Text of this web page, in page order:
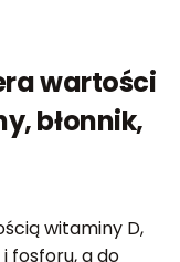
wartości
błonnik,
witaminy D,
fosforu, a do